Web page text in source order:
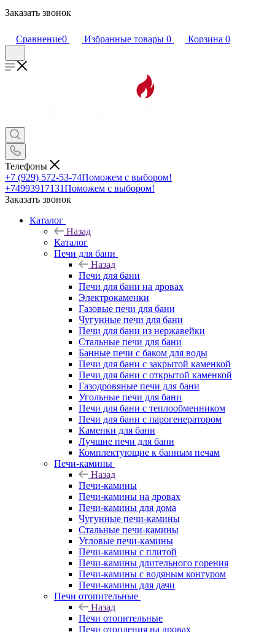
Заказать звонок
Сравнение0 Избранные товары 0 Корзина 0
Телефоны
+7 (929) 572-53-74Поможем с выбором!
+74993917131Поможем с выбором!
Заказать звонок
Каталог
Назад
Каталог
Печи для бани
Назад
Печи для бани
Печи для бани на дровах
Электрокаменки
Газовые печи для бани
Чугунные печи для бани
Печи для бани из нержавейки
Стальные печи для бани
Банные печи с баком для воды
Печи для бани с закрытой каменкой
Печи для бани с открытой каменкой
Газодровяные печи для бани
Угольные печи для бани
Печи для бани с теплообменником
Печи для бани с парогенератором
Каменки для бани
Лучшие печи для бани
Комплектующие к банным печам
Печи-камины
Назад
Печи-камины
Печи-камины на дровах
Печи-камины для дома
Чугунные печи-камины
Стальные печи-камины
Угловые печи-камины
Печи-камины с плитой
Печи-камины длительного горения
Печи-камины с водяным контуром
Печи-камины для дачи
Печи отопительные
Назад
Печи отопительные
Печи отопления на дровах